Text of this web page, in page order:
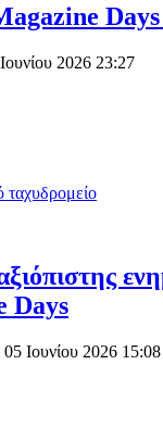
Days
2026 23:27
ταχυδρομείο
Days
Ιουνίου 2026 15:08